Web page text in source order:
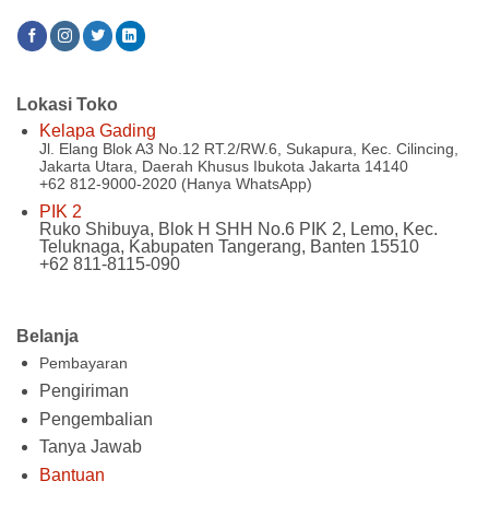
Belanja
Pembayaran
Pengiriman
Pengembalian
Tanya Jawab
Bantuan
Lokasi Toko
Kelapa Gading
Jl. Elang Blok A3 No.12 RT.2/RW.6, Sukapura, Kec. Cilincing,
Jakarta Utara, Daerah Khusus Ibukota Jakarta 14140
+62 812-9000-2020 (Hanya WhatsApp)
PIK 2
Ruko Shibuya, Blok H SHH No.6 PIK 2, Lemo, Kec.
Teluknaga, Kabupaten Tangerang, Banten 15510
+62 811-8115-090